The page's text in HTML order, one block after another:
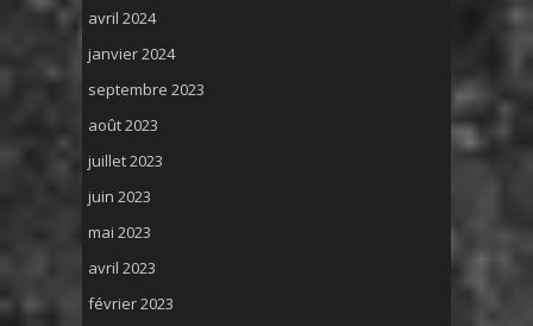
avril 2024
janvier 2024
septembre 2023
août 2023
juillet 2023
juin 2023
mai 2023
avril 2023
février 2023